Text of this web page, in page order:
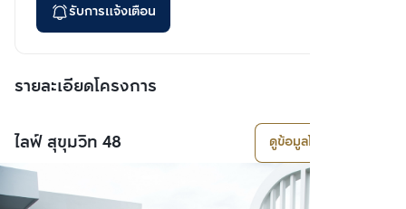
รับการแจ้งเตือน
รายละเอียดโครงการ
ไลฟ์ สุขุมวิท 48 ดูข้อมูลโครงการ